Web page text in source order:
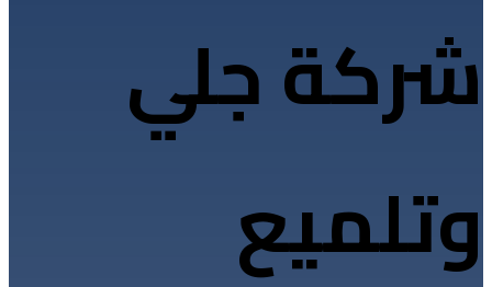
شركة جلي
وتلميع